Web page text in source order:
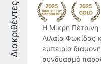
Διακριθέντες
Η Μικρή Πέτρινη
Λιλαία Φωκίδας
εμπειρία
συνδυασμό